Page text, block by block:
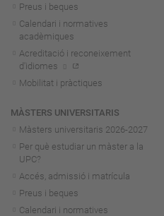
Preus i beques
Calendari i normatives
acadèmiques
Acreditació i reconeixement
d'idiomes
Mobilitat i pràctiques
MÀSTERS UNIVERSITARIS
Màsters universitaris 2026-2027
Per què estudiar un màster a la
UPC?
Accés, admissió i matrícula
Preus i beques
Calendari i normatives